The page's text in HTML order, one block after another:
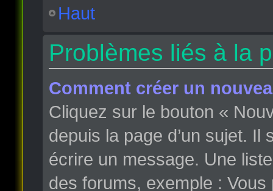
Haut
Problèmes liés à la
Comment créer un
Cliquez sur le bouton «
depuis la page d’un sujet.
écrire un message. Une
des forums, exemple : Vous